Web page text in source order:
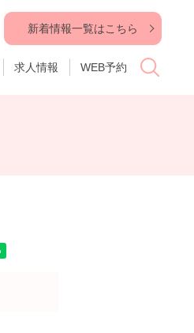
新着情報一覧はこちら
求人情報 WEB予約 search